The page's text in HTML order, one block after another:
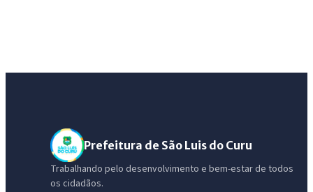
Prefeitura de São Luis do Curu
Trabalhando pelo desenvolvimento e bem-estar de todos
os cidadãos.